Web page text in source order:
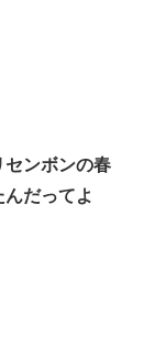
センボンの春
だってよ